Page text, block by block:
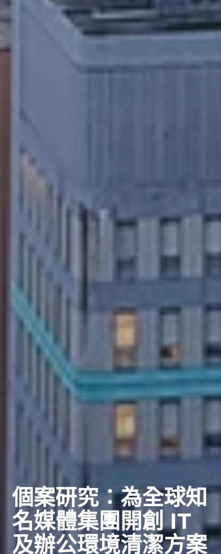
個案研究：為全球知
名媒體集團開創 IT
及辦公環境清潔方案